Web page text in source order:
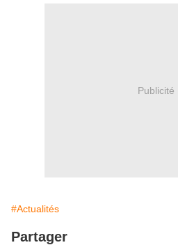
Publicité
#Actualités
Partager